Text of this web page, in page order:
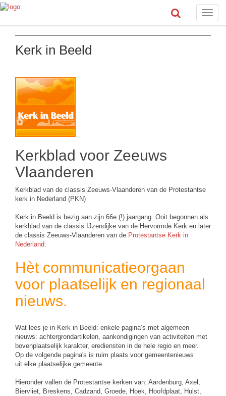
Toggle
Kerk in Beeld
Kerkblad voor Zeeuws
Vlaanderen
Kerkblad van de classis Zeeuws-Vlaanderen van de Protestantse
kerk in Nederland (PKN)
Kerk in Beeld is bezig aan zijn 66e (!) jaargang. Ooit begonnen als
kerkblad van de classis IJzendijke van de Hervormde Kerk en later
de classis Zeeuws-Vlaanderen van de Protestantse Kerk in
Nederland.
Hèt communicatieorgaan
voor plaatselijk en regionaal
nieuws.
Wat lees je in Kerk in Beeld: enkele pagina’s met algemeen
nieuws: achtergrondartikelen, aankondigingen van activiteiten met
bovenplaatselijk karakter, erediensten in de hele regio en meer.
Op de volgende pagina's is ruim plaats voor gemeentenieuws
uit elke plaatselijke gemeente.
Hieronder vallen de Protestantse kerken van: Aardenburg, Axel,
Biervliet, Breskens, Cadzand, Groede, Hoek, Hoofdplaat, Hulst,